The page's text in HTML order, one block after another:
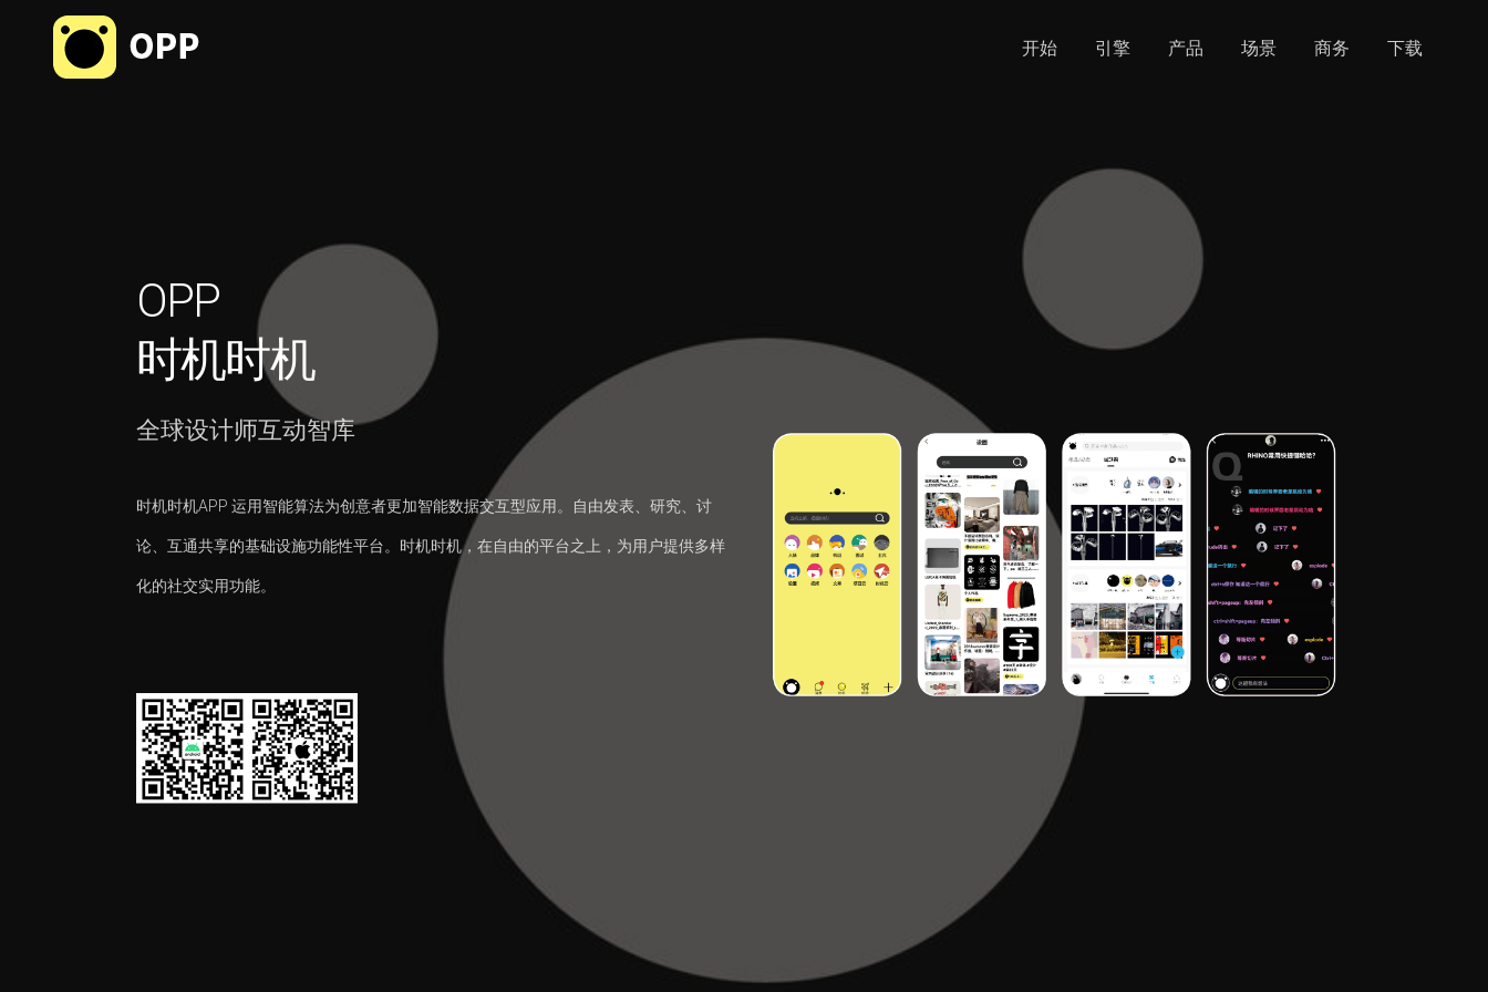
开始 引擎 产品 场景 商务 下载
OPP
时机时机
全球设计师互动智库
时机时机APP 运用智能算法为创意者更加智能数据交互型应用。自由发表、研究、讨
论、互通共享的基础设施功能性平台。时机时机，在自由的平台之上，为用户提供多样
化的社交实用功能。